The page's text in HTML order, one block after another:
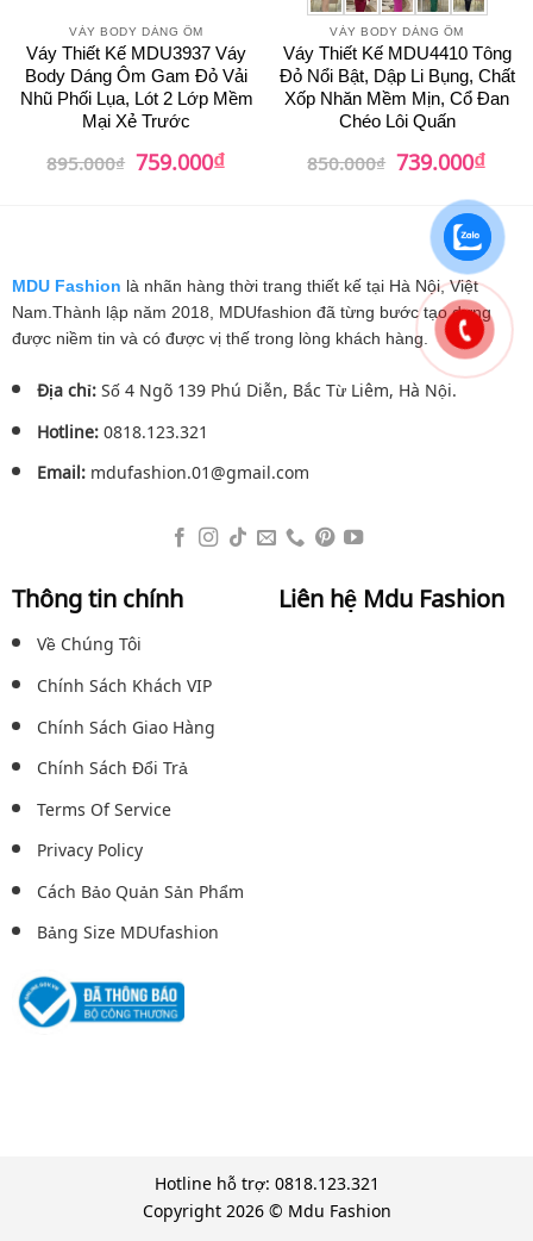
VÁY BODY DÁNG ÔM
Váy Thiết Kế MDU3937 Váy
Body Dáng Ôm Gam Đỏ Vải
Nhũ Phối Lụa, Lót 2 Lớp Mềm
Mại Xẻ Trước
895.000₫ Giá
gốc
759.000₫Giá
hiện
VÁY BODY DÁNG ÔM
Váy Thiết Kế MDU4410 Tông
Đỏ Nổi Bật, Dập Li Bụng, Chất
Xốp Nhăn Mềm Mịn, Cổ Đan
Chéo Lôi Quấn
850.000₫ Giá
gốc
850.000₫.
739.000₫Giá
hiện
là:
MDU Fashion là nhãn hàng thời trang thiết kế tại Hà Nội, Việt
Nam.Thành lập năm 2018, MDUfashion đã từng bước tạo dựng
được niềm tin và có được vị thế trong lòng khách hàng.
Địa chỉ:Số 4 Ngõ 139 Phú Diễn, Bắc Từ Liêm, Hà Nội.
Hotline:0818.123.321
Email:mdufashion.01@gmail.com
Thông tin chính
Về Chúng Tôi
Chính Sách Khách VIP
Chính Sách Giao Hàng
Chính Sách Đổi Trả
Terms Of Service
Privacy Policy
Cách Bảo Quản Sản Phẩm
Bảng Size MDUfashion
Liên hệ Mdu Fashion
Hotline hỗ trợ: 0818.123.321
Copyright 2026 © Mdu Fashion